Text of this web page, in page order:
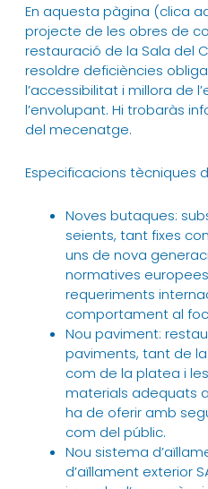
En aquesta pàgina (clica
projecte de les obres de
restauració de la Sala del
resoldre deficiències
l’accessibilitat i millora de
l’envolupant. Hi trobaràs
del mecenatge.
Especificacions tècniques
Noves butaques:
seients, tant fixes
uns de nova
normatives
requeriments
comportament al
Nou paviment:
paviments, tant de
com de la platea i
materials adequats
ha de oferir amb
com del públic.
Nou sistema
d’aïllament exterior